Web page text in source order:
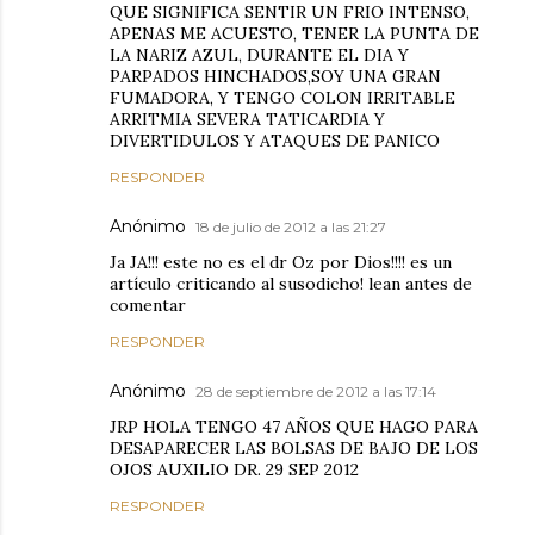
QUE SIGNIFICA SENTIR UN FRIO INTENSO,
APENAS ME ACUESTO, TENER LA PUNTA DE
LA NARIZ AZUL, DURANTE EL DIA Y
PARPADOS HINCHADOS,SOY UNA GRAN
FUMADORA, Y TENGO COLON IRRITABLE
ARRITMIA SEVERA TATICARDIA Y
DIVERTIDULOS Y ATAQUES DE PANICO
RESPONDER
Anónimo 18 de julio de 2012 a las 21:27
Ja JA!!! este no es el dr Oz por Dios!!!! es un
artículo criticando al susodicho! lean antes de
comentar
RESPONDER
Anónimo 28 de septiembre de 2012 a las 17:14
JRP HOLA TENGO 47 AÑOS QUE HAGO PARA
DESAPARECER LAS BOLSAS DE BAJO DE LOS
OJOS AUXILIO DR. 29 SEP 2012
RESPONDER